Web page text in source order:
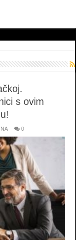
s ovim
0